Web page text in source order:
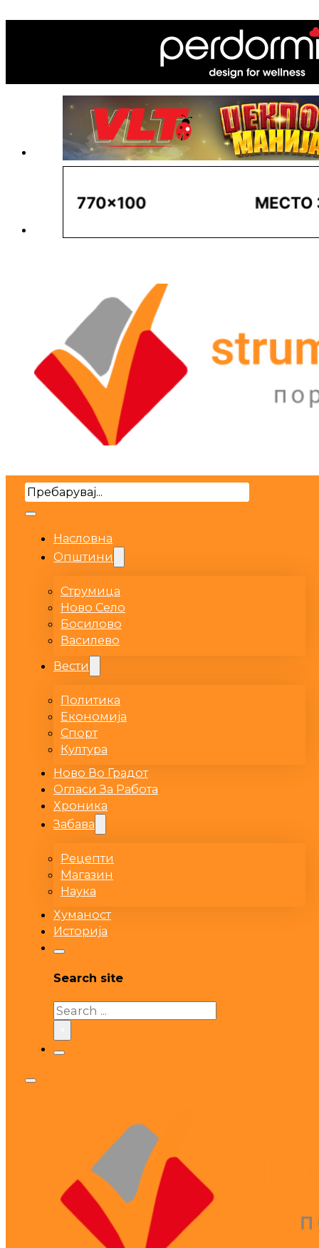
Search
Насловна
Општини
Струмица
Ново Село
Босилово
Василево
Вести
Политика
Економија
Спорт
Култура
Ново Во Градот
Огласи За Работа
Хроника
Забава
Рецепти
Магазин
Наука
Хуманост
Историја
Search site
Search